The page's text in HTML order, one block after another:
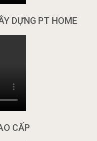
DỰNG PT HOME
CẤP